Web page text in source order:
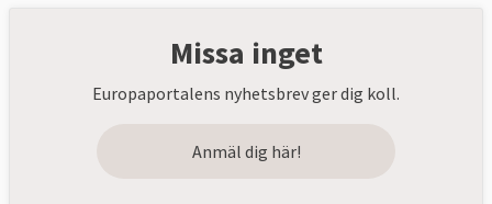
Missa inget
Europaportalens nyhetsbrev ger dig koll.
Anmäl dig här!